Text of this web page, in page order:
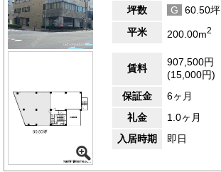
坪数
G
60.50坪
平米
200.00m2
賃料
907,500円
(15,000円)
保証金
6ヶ月
礼金
1.0ヶ月
入居時期
即日